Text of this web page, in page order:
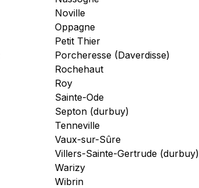
Noville
Oppagne
Petit Thier
Porcheresse (Daverdisse)
Rochehaut
Roy
Sainte-Ode
Septon (durbuy)
Tenneville
Vaux-sur-Sûre
Villers-Sainte-Gertrude (durbuy)
Warizy
Wibrin